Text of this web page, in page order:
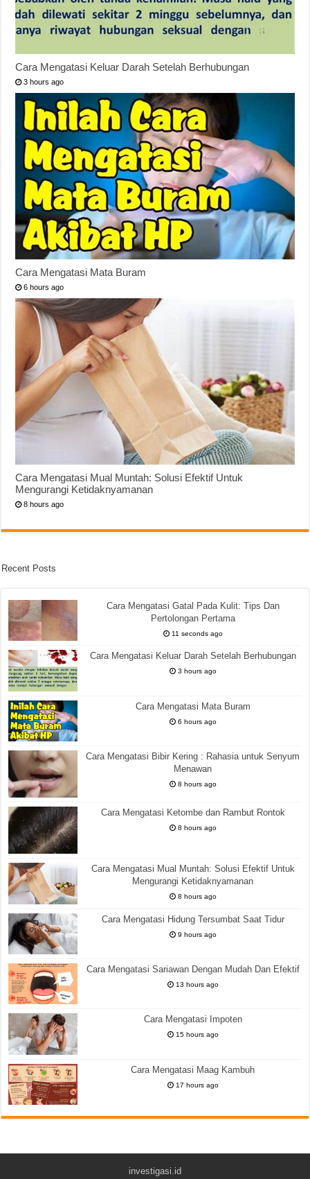
Cara Mengatasi Keluar Darah Setelah Berhubungan
3 hours ago
Cara Mengatasi Mata Buram
6 hours ago
Cara Mengatasi Mual Muntah: Solusi Efektif Untuk
Mengurangi Ketidaknyamanan
8 hours ago
Recent Posts
Cara Mengatasi Gatal Pada Kulit: Tips Dan
Pertolongan Pertama
11 seconds ago
Cara Mengatasi Keluar Darah Setelah Berhubungan
3 hours ago
Cara Mengatasi Mata Buram
6 hours ago
Cara Mengatasi Bibir Kering : Rahasia untuk Senyum
Menawan
8 hours ago
Cara Mengatasi Ketombe dan Rambut Rontok
8 hours ago
Cara Mengatasi Mual Muntah: Solusi Efektif Untuk
Mengurangi Ketidaknyamanan
8 hours ago
Cara Mengatasi Hidung Tersumbat Saat Tidur
9 hours ago
Cara Mengatasi Sariawan Dengan Mudah Dan Efektif
13 hours ago
Cara Mengatasi Impoten
15 hours ago
Cara Mengatasi Maag Kambuh
17 hours ago
investigasi.id